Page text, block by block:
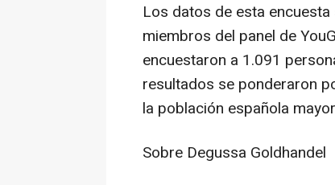
Los datos de esta
miembros del panel de
encuestaron a 1.091
resultados se ponderaron
la población española
Sobre Degussa Goldhandel